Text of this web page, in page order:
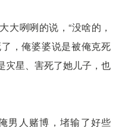
大咧咧的说，“没啥的，
，俺婆婆说是被俺克死
灾星、害死了她儿子，也
男人赌博，堵输了好些